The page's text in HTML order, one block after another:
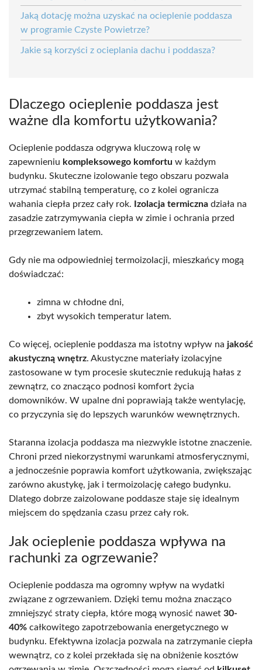
Jaką dotację można uzyskać na ocieplenie poddasza
w programie Czyste Powietrze?
Jakie są korzyści z ocieplania dachu i poddasza?
Dlaczego ocieplenie poddasza jest
ważne dla komfortu użytkowania?
Ocieplenie poddasza odgrywa kluczową rolę w
zapewnieniu kompleksowego komfortu w każdym
budynku. Skuteczne izolowanie tego obszaru pozwala
utrzymać stabilną temperaturę, co z kolei ogranicza
wahania ciepła przez cały rok.
Izolacja termiczna działa na
zasadzie zatrzymywania ciepła w zimie i ochrania przed
przegrzewaniem latem.
Gdy nie ma odpowiedniej termoizolacji, mieszkańcy mogą
doświadczać:
zimna w chłodne dni,
zbyt wysokich temperatur latem.
Co więcej, ocieplenie poddasza ma istotny wpływ na jakość
akustyczną wnętrz. Akustyczne materiały izolacyjne
zastosowane w tym procesie skutecznie redukują hałas z
zewnątrz, co znacząco podnosi komfort życia
domowników. W upalne dni poprawiają także wentylację,
co przyczynia się do lepszych warunków wewnętrznych.
Staranna izolacja poddasza ma niezwykle istotne znaczenie.
Chroni przed niekorzystnymi warunkami atmosferycznymi,
a jednocześnie poprawia komfort użytkowania, zwiększając
zarówno akustykę, jak i termoizolację całego budynku.
Dlatego dobrze zaizolowane poddasze staje się idealnym
miejscem do spędzania czasu przez cały rok.
Jak ocieplenie poddasza wpływa na
rachunki za ogrzewanie?
Ocieplenie poddasza ma ogromny wpływ na wydatki
związane z ogrzewaniem. Dzięki temu można znacząco
zmniejszyć straty ciepła, które mogą wynosić nawet 30-
40% całkowitego zapotrzebowania energetycznego w
budynku. Efektywna izolacja pozwala na zatrzymanie ciepła
wewnątrz, co z kolei przekłada się na obniżenie kosztów